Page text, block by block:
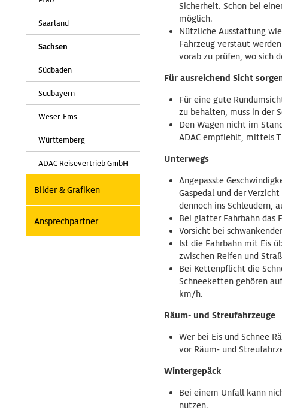
Saarland
Sachsen
Südbaden
Südbayern
Weser-Ems
Württemberg
ADAC Reisevertrieb GmbH
Bilder & Grafiken
Ansprechpartner
Sicherheit. Schon bei
möglich.
Nützliche Ausstattung
Fahrzeug verstaut
vorab zu prüfen, wo sich
Für ausreichend Sicht
Für eine gute
zu behalten, muss in der
Den Wagen nicht im
ADAC empfiehlt, mittels
Unterwegs
Angepasste
Gaspedal und der
dennoch ins Schleudern,
Bei glatter Fahrbahn das
Vorsicht bei
Ist die Fahrbahn mit Eis
zwischen Reifen und
Bei Kettenpflicht die
Schneeketten gehören
km/h.
Räum- und Streufahrzeuge
Wer bei Eis und Schnee
vor Räum- und
Wintergepäck
Bei einem Unfall kann
nutzen.